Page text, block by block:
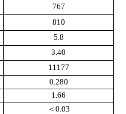
767
810
5.8
3.40
11177
0.280
1.66
＜0.03